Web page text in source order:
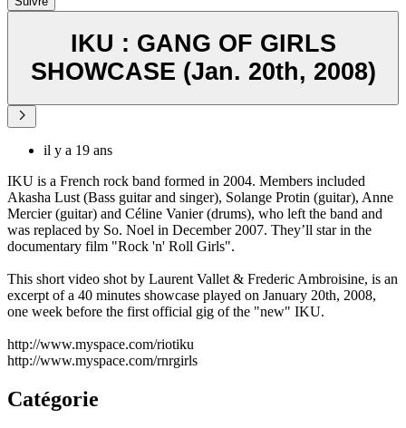
IKU : GANG OF GIRLS
SHOWCASE (Jan. 20th, 2008)
il y a 19 ans
IKU is a French rock band formed in 2004. Members included
Akasha Lust (Bass guitar and singer), Solange Protin (guitar), Anne
Mercier (guitar) and Céline Vanier (drums), who left the band and
was replaced by So. Noel in December 2007. They’ll star in the
documentary film "Rock 'n' Roll Girls".
This short video shot by Laurent Vallet & Frederic Ambroisine, is an
excerpt of a 40 minutes showcase played on January 20th, 2008,
one week before the first official gig of the "new" IKU.
http://www.myspace.com/riotiku
http://www.myspace.com/rnrgirls
Catégorie